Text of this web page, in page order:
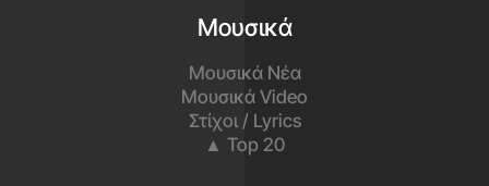
Μουσικά
Μουσικά Νέα
Μουσικά Video
Στίχοι / Lyrics
▲ Top 20